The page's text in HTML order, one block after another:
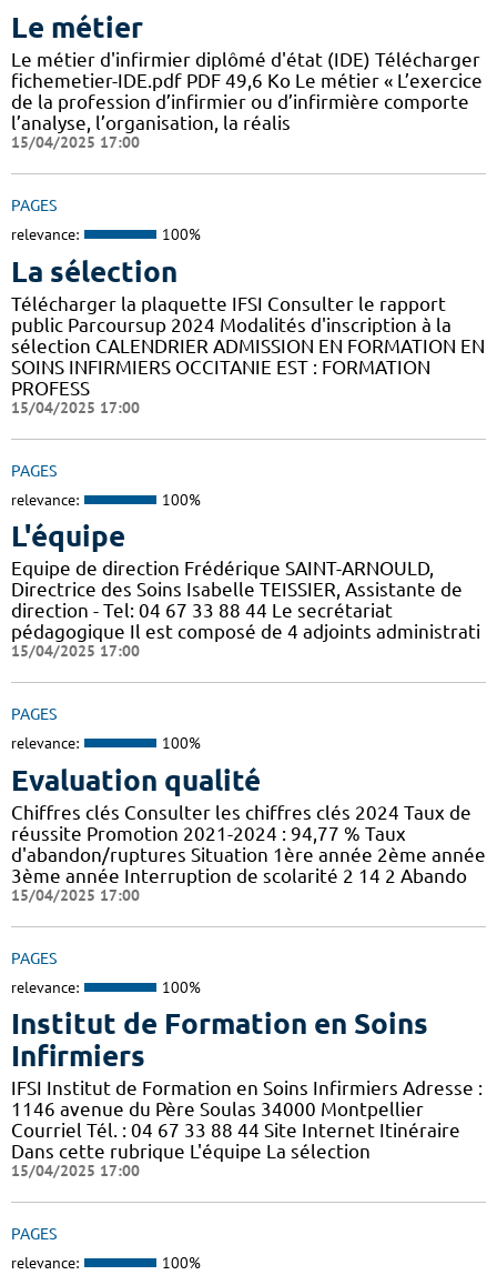
Le métier
Le métier d'infirmier diplômé d'état (IDE) Télécharger
fichemetier-IDE.pdf PDF 49,6 Ko Le métier « L’exercice
de la profession d’infirmier ou d’infirmière comporte
l’analyse, l’organisation, la réalis
15/04/2025 17:00
PAGES
relevance: 100%
La sélection
Télécharger la plaquette IFSI Consulter le rapport
public Parcoursup 2024 Modalités d'inscription à la
sélection CALENDRIER ADMISSION EN FORMATION EN
SOINS INFIRMIERS OCCITANIE EST : FORMATION
PROFESS
15/04/2025 17:00
PAGES
relevance: 100%
L'équipe
Equipe de direction Frédérique SAINT-ARNOULD,
Directrice des Soins Isabelle TEISSIER, Assistante de
direction - Tel: 04 67 33 88 44 Le secrétariat
pédagogique Il est composé de 4 adjoints administrati
15/04/2025 17:00
PAGES
relevance: 100%
Evaluation qualité
Chiffres clés Consulter les chiffres clés 2024 Taux de
réussite Promotion 2021-2024 : 94,77 % Taux
d'abandon/ruptures Situation 1ère année 2ème année
3ème année Interruption de scolarité 2 14 2 Abando
15/04/2025 17:00
PAGES
relevance: 100%
Institut de Formation en Soins
Infirmiers
IFSI Institut de Formation en Soins Infirmiers Adresse :
1146 avenue du Père Soulas 34000 Montpellier
Courriel Tél. : 04 67 33 88 44 Site Internet Itinéraire
Dans cette rubrique L'équipe La sélection
15/04/2025 17:00
PAGES
relevance: 100%